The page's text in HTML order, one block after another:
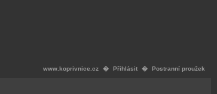
www.koprivnice.cz � Přihlásit � Postranní proužek